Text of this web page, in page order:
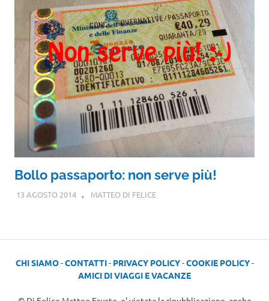
Bollo passaporto: non serve più!
13 AGOSTO 2014 MATTEO DI FELICE
CHI SIAMO-CONTATTI- PRIVACY POLICY-COOKIE POLICY-
AMICI DI VIAGGI E VACANZE